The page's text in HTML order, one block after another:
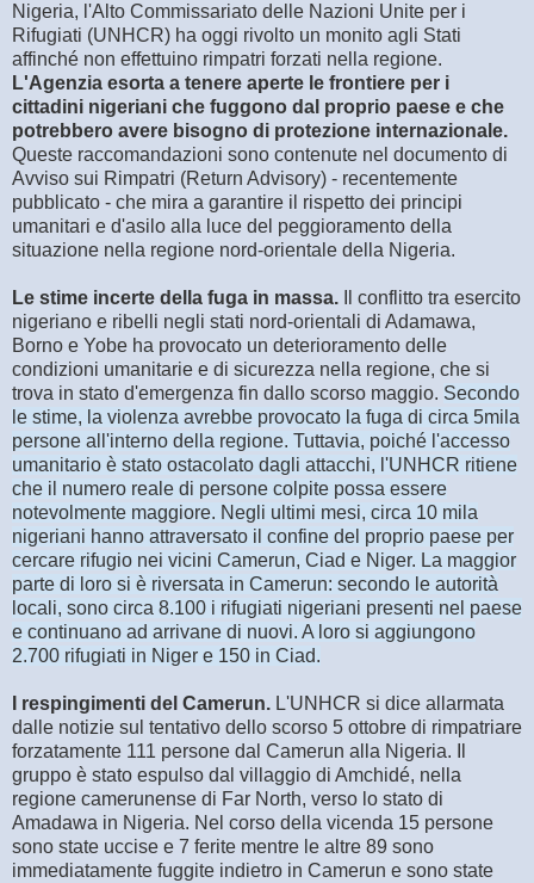
Nigeria, l'Alto Commissariato delle Nazioni Unite per i
Rifugiati (UNHCR) ha oggi rivolto un monito agli Stati
affinché non effettuino rimpatri forzati nella regione.
L'Agenzia esorta a tenere aperte le frontiere per i
cittadini nigeriani che fuggono dal proprio paese e che
potrebbero avere bisogno di protezione internazionale.
Queste raccomandazioni sono contenute nel documento di
Avviso sui Rimpatri (Return Advisory) - recentemente
pubblicato - che mira a garantire il rispetto dei principi
umanitari e d'asilo alla luce del peggioramento della
situazione nella regione nord-orientale della Nigeria.
Le stime incerte della fuga in massa. Il conflitto tra esercito
nigeriano e ribelli negli stati nord-orientali di Adamawa,
Borno e Yobe ha provocato un deterioramento delle
condizioni umanitarie e di sicurezza nella regione, che si
trova in stato d'emergenza fin dallo scorso maggio. Secondo
le stime, la violenza avrebbe provocato la fuga di circa 5mila
persone all'interno della regione. Tuttavia, poiché l'accesso
umanitario è stato ostacolato dagli attacchi, l'UNHCR ritiene
che il numero reale di persone colpite possa essere
notevolmente maggiore. Negli ultimi mesi, circa 10 mila
nigeriani hanno attraversato il confine del proprio paese per
cercare rifugio nei vicini Camerun, Ciad e Niger. La maggior
parte di loro si è riversata in Camerun: secondo le autorità
locali, sono circa 8.100 i rifugiati nigeriani presenti nel paese
e continuano ad arrivane di nuovi. A loro si aggiungono
2.700 rifugiati in Niger e 150 in Ciad.
I respingimenti del Camerun. L'UNHCR si dice allarmata
dalle notizie sul tentativo dello scorso 5 ottobre di rimpatriare
forzatamente 111 persone dal Camerun alla Nigeria. Il
gruppo è stato espulso dal villaggio di Amchidé, nella
regione camerunense di Far North, verso lo stato di
Amadawa in Nigeria. Nel corso della vicenda 15 persone
sono state uccise e 7 ferite mentre le altre 89 sono
immediatamente fuggite indietro in Camerun e sono state